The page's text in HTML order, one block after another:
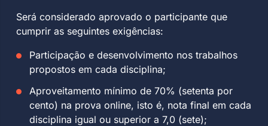
Será considerado aprovado o participante que
cumprir as seguintes exigências:
Participação e desenvolvimento nos trabalhos
propostos em cada disciplina;
Aproveitamento mínimo de 70% (setenta por
cento) na prova online, isto é, nota final em cada
disciplina igual ou superior a 7,0 (sete);